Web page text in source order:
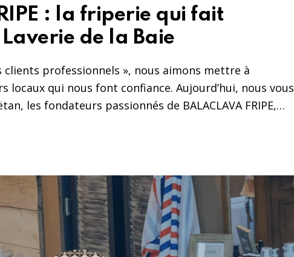
: la friperie qui fait
de la Baie
clients professionnels », nous aimons mettre à
locaux qui nous font confiance. Aujourd’hui, nous vous
les fondateurs passionnés de BALACLAVA FRIPE,…